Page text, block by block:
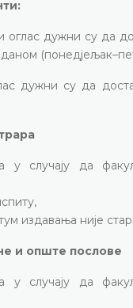
оглас дужни су да
дужни су да
у случају да
издавања није
и опште послове
у случају да